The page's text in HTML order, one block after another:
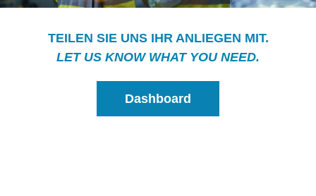
TEILEN SIE UNS IHR ANLIEGEN MIT.
LET US KNOW WHAT YOU NEED.
Dashboard